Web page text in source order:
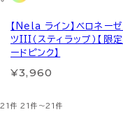
【Nela ライン】ベロネーゼ
ツIII（スティラップ）【限
ードピンク】
¥3,960
21件 21件～21件